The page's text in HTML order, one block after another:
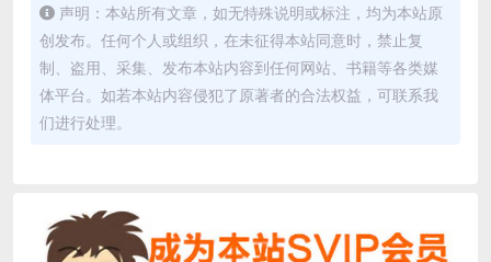
声明：本站所有文章，如无特殊说明或标注，均为本站原
创发布。任何个人或组织，在未征得本站同意时，禁止复
制、盗用、采集、发布本站内容到任何网站、书籍等各类媒
体平台。如若本站内容侵犯了原著者的合法权益，可联系我
们进行处理。